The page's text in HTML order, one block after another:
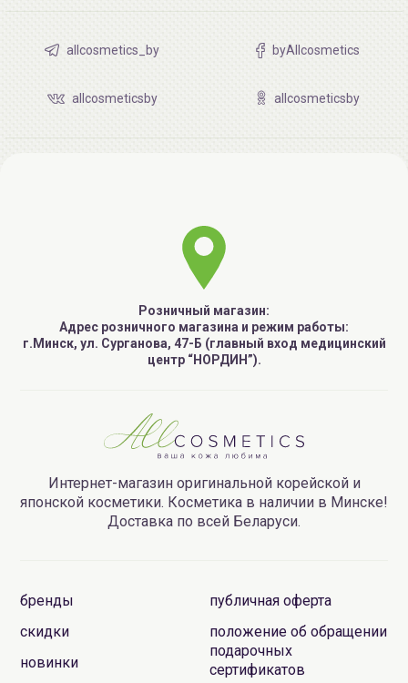
allcosmetics_by byAllcosmetics
allcosmeticsby allcosmeticsby
Розничный магазин:
Адрес розничного магазина и режим работы:
г.Минск, ул. Сурганова, 47-Б (главный вход медицинский
центр “НОРДИН”).
Интернет-магазин оригинальной корейской и
японской косметики. Косметика в наличии в Минске!
Доставка по всей Беларуси.
бренды
скидки
новинки
публичная оферта
положение об обращении
подарочных
сертификатов